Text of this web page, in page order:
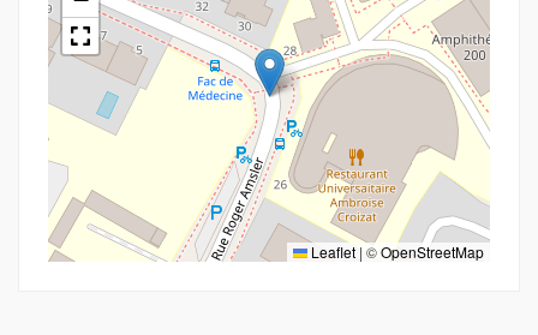
Leaflet | ©OpenStreetMap